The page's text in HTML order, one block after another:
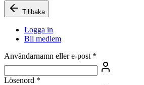
Tillbaka
Logga in
Bli medlem
Användarnamn eller e-post *
Lösenord *